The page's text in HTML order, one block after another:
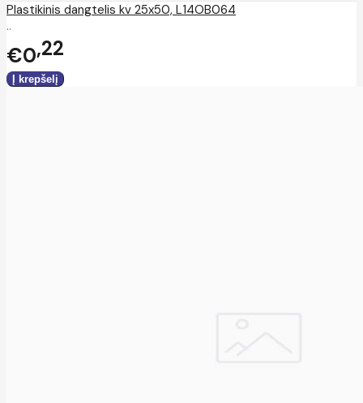
Plastikinis dangtelis kv 25x50, L14OB064
..
€0 22